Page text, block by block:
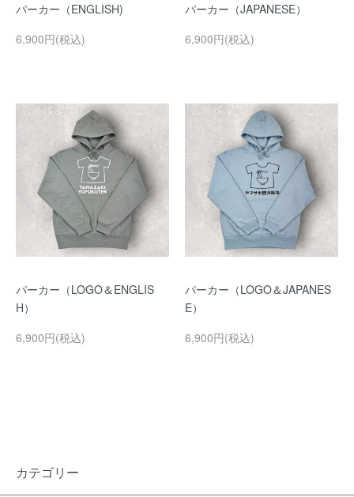
パーカー（ENGLISH)
6,900円(税込)
パーカー（JAPANESE）
6,900円(税込)
パーカー（LOGO＆ENGLIS
H）
6,900円(税込)
パーカー（LOGO＆JAPANES
E）
6,900円(税込)
カテゴリー